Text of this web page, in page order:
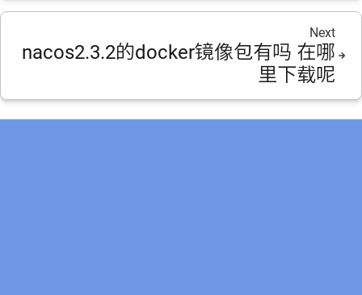
Next
nacos2.3.2的docker镜像包有吗 在哪
里下载呢